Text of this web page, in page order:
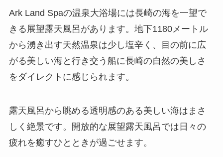
Ark Land Spaの温泉大浴場には長崎の海を一望で
きる展望露天風呂があります。地下1180メートル
から湧き出す天然温泉は少し塩辛く、目の前に広
がる美しい海と行き交う船に長崎の自然の美しさ
をダイレクトに感じられます。
露天風呂から眺める透明感のある美しい海はまさ
しく絶景です。開放的な展望露天風呂では日々の
疲れを癒すひとときが過ごせます。